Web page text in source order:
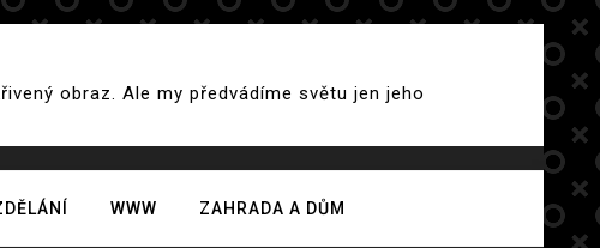
obraz. Ale my předvádíme světu jen jeho
WWW ZAHRADA A DŮM